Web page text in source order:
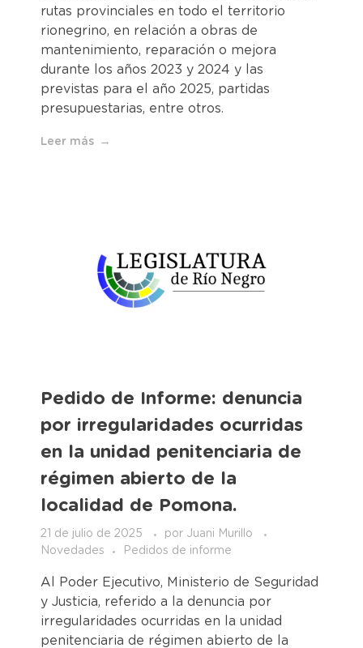
rutas provinciales en todo el territorio
rionegrino, en relación a obras de
mantenimiento, reparación o mejora
durante los años 2023 y 2024 y las
previstas para el año 2025, partidas
presupuestarias, entre otros.
Leer más
Pedido de Informe: denuncia
por irregularidades ocurridas
en la unidad penitenciaria de
régimen abierto de la
localidad de Pomona.
21 de julio de 2025 por Juani Murillo
Novedades
Pedidos de informe
Al Poder Ejecutivo, Ministerio de Seguridad
y Justicia, referido a la denuncia por
irregularidades ocurridas en la unidad
penitenciaria de régimen abierto de la